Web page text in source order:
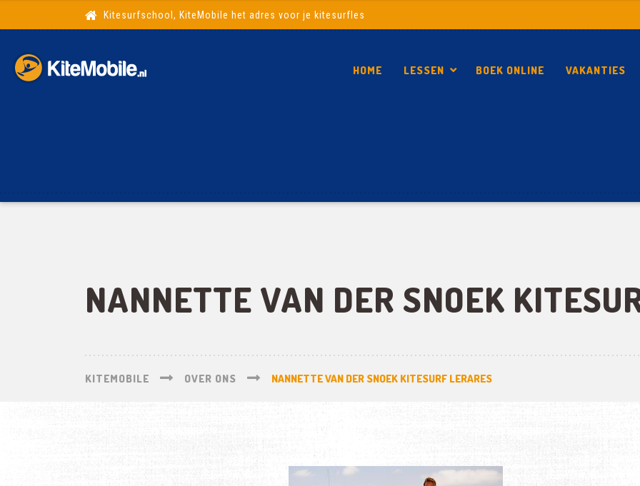
Kitesurfschool, KiteMobile het adres voor je kitesurfles
HOME LESSEN BOEK ONLINE VAKANTIES
NANNETTE VAN DER SNOEK
KITEMOBILE OVER ONS NANNETTE VAN DER SNOEK KITESURF LERARES